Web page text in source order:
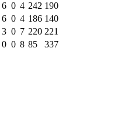
6 0 4 242 190
6 0 4 186 140
3 0 7 220 221
0 0 8 85 337